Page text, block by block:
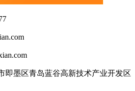
即墨区青岛蓝谷高新技术产业开发区